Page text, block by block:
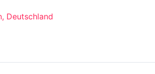
Deutschland